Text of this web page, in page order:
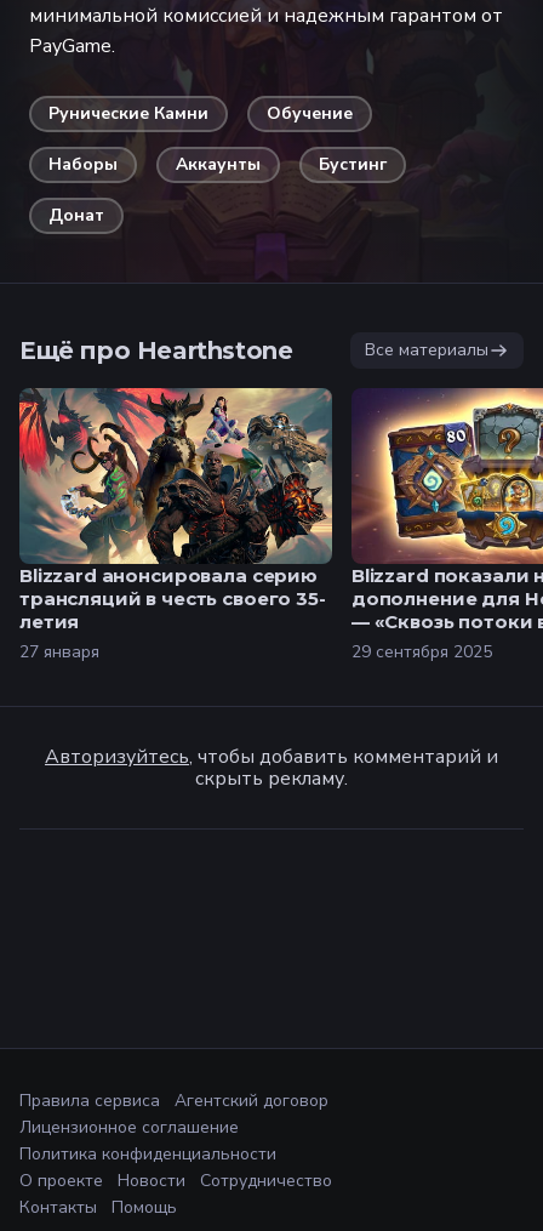
минимальной комиссией и надежным гарантом от
PayGame.
Рунические Камни Обучение
Наборы Аккаунты Бустинг
Донат
Ещё про Hearthstone Все материалы
Blizzard анонсировала серию
трансляций в честь своего 35-
летия
27 января
Blizzard показали
дополнение для
— «Сквозь потоки
29 сентября 2025
Авторизуйтесь, чтобы добавить комментарий и
скрыть рекламу.
Правила сервиса
Агентский договор
Лицензионное соглашение
Политика конфиденциальности
О проекте
Новости
Сотрудничество
Контакты
Помощь